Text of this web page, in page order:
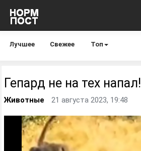
Лучшее Свежее Топ
Гепард не на тех напал!
Животные 21 августа 2023, 19:48